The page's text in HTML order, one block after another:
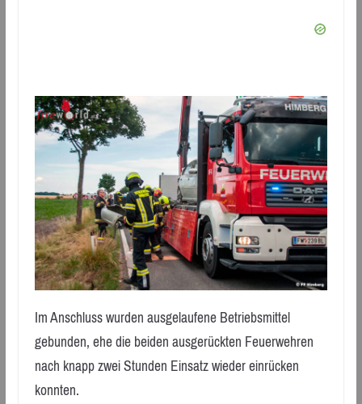
Im Anschluss wurden ausgelaufene Betriebsmittel
gebunden, ehe die beiden ausgerückten Feuerwehren
nach knapp zwei Stunden Einsatz wieder einrücken
konnten.